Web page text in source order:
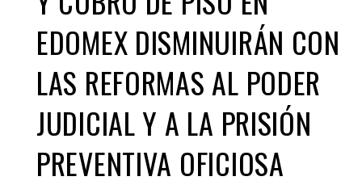
EDOMEX DISMINUIRÁN CON
LAS REFORMAS AL PODER
JUDICIAL Y A LA PRISIÓN
PREVENTIVA OFICIOSA